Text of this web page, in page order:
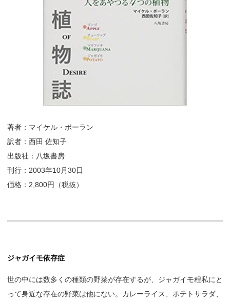
著者：マイケル・ポーラン
訳者：西田 佐知子
出版社：八坂書房
刊行：2003年10月30日
価格：2,800円（税抜）
ジャガイモ依存症
世の中には数多くの種類の野菜が存在するが、ジャガイモ程私にと
って身近な存在の野菜は他にない。カレーライス、ポテトサラダ、